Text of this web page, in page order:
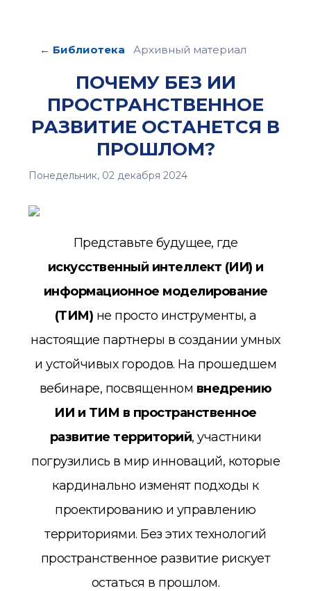
← Библиотека Архивный материал
ПОЧЕМУ БЕЗ ИИ
ПРОСТРАНСТВЕННОЕ
РАЗВИТИЕ ОСТАНЕТСЯ В
ПРОШЛОМ?
Понедельник, 02 декабря 2024
Представьте будущее, где
искусственный интеллект (ИИ) и
информационное моделирование
(ТИМ) не просто инструменты, а
настоящие партнеры в создании умных
и устойчивых городов. На прошедшем
вебинаре, посвященном внедрению
ИИ и ТИМ в пространственное
развитие территорий, участники
погрузились в мир инноваций, которые
кардинально изменят подходы к
проектированию и управлению
территориями. Без этих технологий
пространственное развитие рискует
остаться в прошлом.